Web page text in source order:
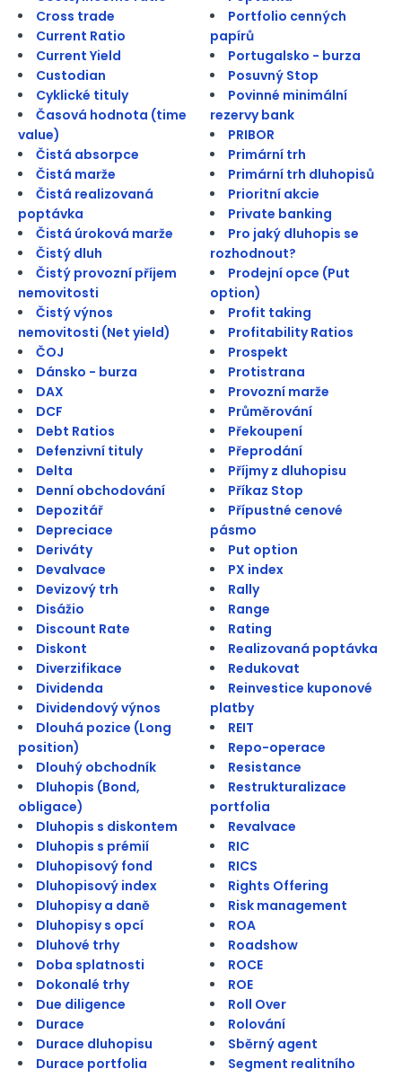
Cross trade
Current Ratio
Current Yield
Custodian
Cyklické tituly
Časová hodnota (time
value)
Čistá absorpce
Čistá marže
Čistá realizovaná
poptávka
Čistá úroková marže
Čistý dluh
Čistý provozní příjem
nemovitosti
Čistý výnos
nemovitosti (Net yield)
ČOJ
Dánsko - burza
DAX
DCF
Debt Ratios
Defenzivní tituly
Delta
Denní obchodování
Depozitář
Depreciace
Deriváty
Devalvace
Devizový trh
Disážio
Discount Rate
Diskont
Diverzifikace
Dividenda
Dividendový výnos
Dlouhá pozice (Long
position)
Dlouhý obchodník
Dluhopis (Bond,
obligace)
Dluhopis s diskontem
Dluhopis s prémií
Dluhopisový fond
Dluhopisový index
Dluhopisy a daně
Dluhopisy s opcí
Dluhové trhy
Doba splatnosti
Dokonalé trhy
Due diligence
Durace
Durace dluhopisu
Durace portfolia
Portfolio cenných
papírů
Portugalsko - burza
Posuvný Stop
Povinné minimální
rezervy bank
PRIBOR
Primární trh
Primární trh dluhopisů
Prioritní akcie
Private banking
Pro jaký dluhopis se
rozhodnout?
Prodejní opce (Put
option)
Profit taking
Profitability Ratios
Prospekt
Protistrana
Provozní marže
Průměrování
Překoupení
Přeprodání
Příjmy z dluhopisu
Příkaz Stop
Přípustné cenové
pásmo
Put option
PX index
Rally
Range
Rating
Realizovaná poptávka
Redukovat
Reinvestice kuponové
platby
REIT
Repo-operace
Resistance
Restrukturalizace
portfolia
Revalvace
RIC
RICS
Rights Offering
Risk management
ROA
Roadshow
ROCE
ROE
Roll Over
Rolování
Sběrný agent
Segment realitního